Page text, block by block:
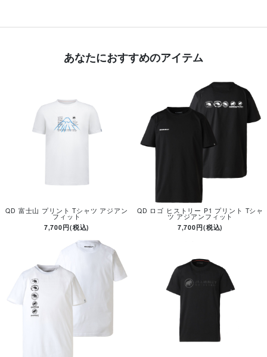
あなたにおすすめのアイテム
QD 富士山 プリント Tシャツ アジアン
フィット
7,700円(税込)
QD ロゴ ヒストリー P1 プリント Tシャ
ツ アジアンフィット
7,700円(税込)